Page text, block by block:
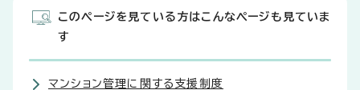
このページを見ている方はこんなページも見ていま
す
マンション管理に関する支援制度